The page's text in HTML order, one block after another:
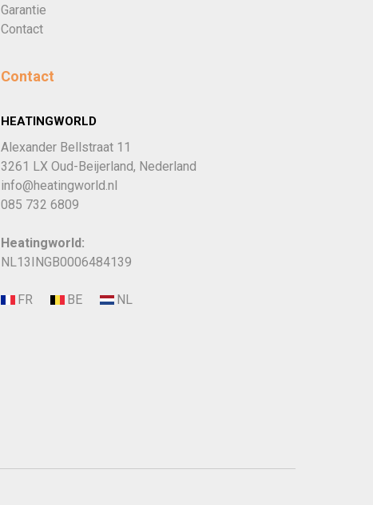
Garantie
Contact
Contact
HEATINGWORLD
Alexander Bellstraat 11
3261 LX Oud-Beijerland, Nederland
info@heatingworld.nl
085 732 6809
Heatingworld:
NL13INGB0006484139